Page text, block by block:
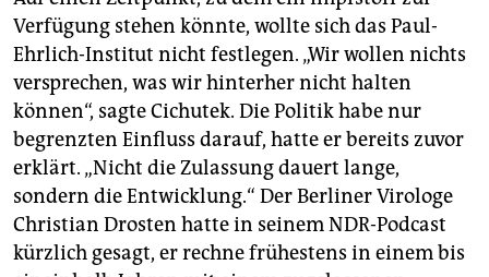
Verfügung stehen könnte, wollte sich das Paul-
Ehrlich-Institut nicht festlegen. „Wir wollen nichts
versprechen, was wir hinterher nicht halten
können“, sagte Cichutek. Die Politik habe nur
begrenzten Einfluss darauf, hatte er bereits zuvor
erklärt. „Nicht die Zulassung dauert lange,
sondern die Entwicklung.“ Der Berliner Virologe
Christian Drosten hatte in seinem NDR-Podcast
kürzlich gesagt, er rechne frühestens in einem bis